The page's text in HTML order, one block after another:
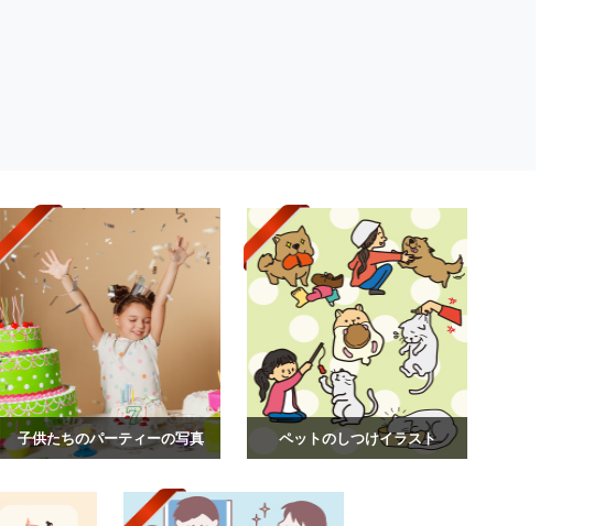
子供たちのパーティーの写真 ペットのしつけイラスト